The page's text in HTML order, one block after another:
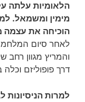
הלאומיות עלתה
מימין ומשמאל.
הוכיחה את עצמה
לאחר סיום
והמריץ מגוון רחב
דרך פופוליזם וכלה
למרות הניסיונות